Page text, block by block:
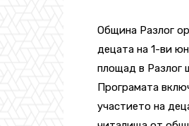
Община Разлог
децата на 1-ви
площад в Разлог
Програмата
участието на